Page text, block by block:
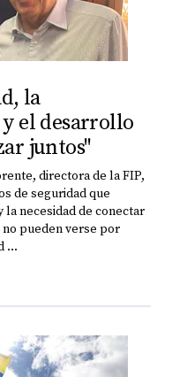
la
el desarrollo
juntos"
directora de la FIP,
de seguridad que
la necesidad de conectar
pueden verse por
...